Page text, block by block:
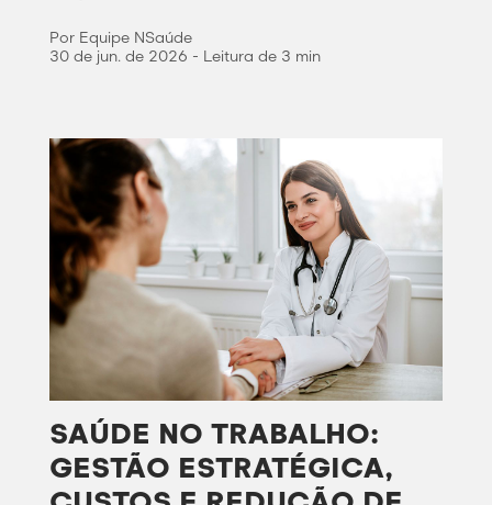
Por Equipe NSaúde
30 de jun. de 2026 - Leitura de 3 min
SAÚDE NO TRABALHO:
GESTÃO ESTRATÉGICA,